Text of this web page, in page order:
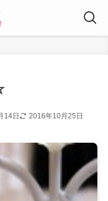
14日 2016年10月25日